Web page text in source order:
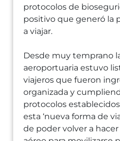
protocolos de
positivo que generó la
a viajar.
Desde muy temprano
aeroportuaria estuvo
viajeros que fueron
organizada y
protocolos
esta ‘nueva forma de
de poder volver a